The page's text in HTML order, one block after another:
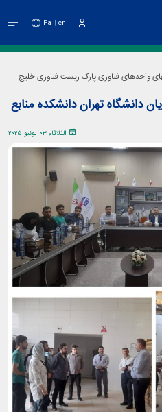
Fa en
واحدهای فناوری پارک زیست فناوری خلیج
دانشگاه تهران دانشکده منابع
الثلاثاء ٠٣ يونيو ٢٠٢٥